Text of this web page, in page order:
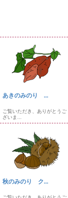
あきのみのり ...
ご覧いただき、ありがとうご
ざいま...
秋のみのり ク...